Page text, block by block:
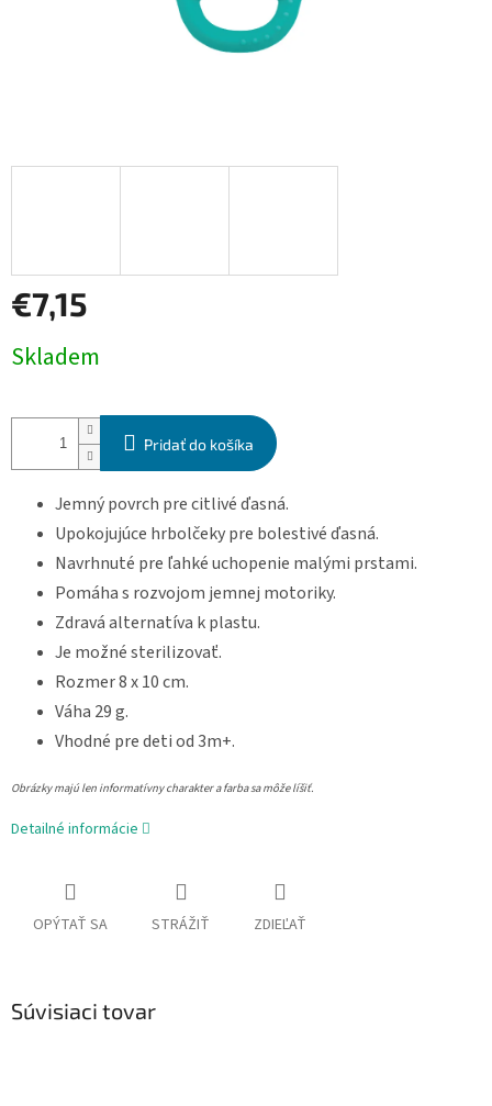
€7,15
cena:
Skladem
Pridať do košíka
Jemný povrch pre citlivé ďasná.
Upokojujúce hrbolčeky pre bolestivé ďasná.
Navrhnuté pre ľahké uchopenie malými prstami.
Pomáha s rozvojom jemnej motoriky.
Zdravá alternatíva k plastu.
Je možné sterilizovať.
Rozmer 8 x 10 cm.
Váha 29 g.
Vhodné pre deti od 3m+.
Obrázky majú len informatívny charakter a farba sa môže líšiť.
Detailné informácie
OPÝTAŤ SA STRÁŽIŤ ZDIEĽAŤ
Súvisiaci tovar